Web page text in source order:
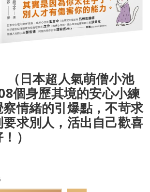
（日本超人氣萌僧小池
個身歷其境的安心小練
情緒的引爆點，不苛求
求別人，活出自己歡喜
）